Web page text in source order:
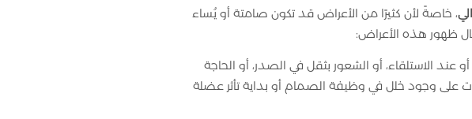
، خاصةً لأن كثيرًا من الأعراض قد تكون صامتة أو يُساء
ظهور هذه الأعراض:
الاستلقاء، أو الشعور بثقل في الصدر، أو الحاجة
على وجود خلل في وظيفة الصمام أو بداية تأثر عضلة